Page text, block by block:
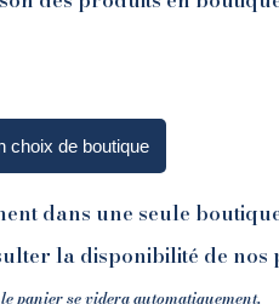
choix de boutique
dans une seule
la disponibilité de nos
panier se videra automatiquement.